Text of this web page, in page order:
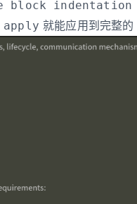
apply 就能应用到完整的